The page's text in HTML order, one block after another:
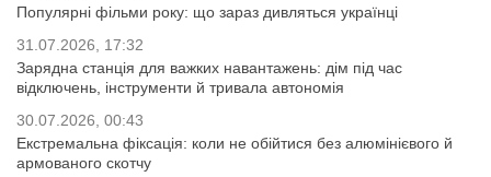
Популярні фільми року: що зараз дивляться українці
31.07.2026, 17:32
Зарядна станція для важких навантажень: дім під час
відключень, інструменти й тривала автономія
30.07.2026, 00:43
Екстремальна фіксація: коли не обійтися без алюмінієвого й
армованого скотчу